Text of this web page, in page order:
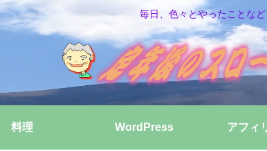
毎日、色々とやったことな
料理 WordPress アフィ